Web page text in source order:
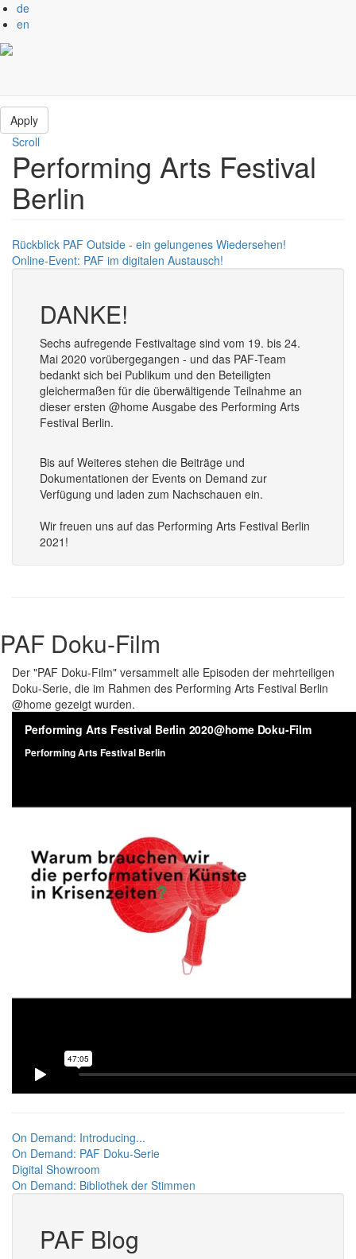
Direkt zum Inhalt
Apply
de
en
Scroll
Previous
Performing Arts Festival
Berlin
Rückblick PAF Outside - ein gelungenes Wiedersehen!
Online-Event: PAF im digitalen Austausch!
DANKE!
Sechs aufregende Festivaltage sind vom 19. bis 24.
Mai 2020 vorübergegangen - und das PAF-Team
bedankt sich bei Publikum und den Beteiligten
gleichermaßen für die überwältigende Teilnahme an
dieser ersten @home Ausgabe des Performing Arts
Festival Berlin.
Bis auf Weiteres stehen die Beiträge und
Dokumentationen der Events on Demand zur
Verfügung und laden zum Nachschauen ein.
Wir freuen uns auf das Performing Arts Festival Berlin
2021!
PAF Doku-Film
Der "PAF Doku-Film" versammelt alle Episoden der mehrteiligen
Doku-Serie, die im Rahmen des Performing Arts Festival Berlin
@home gezeigt wurden.
On Demand: Introducing...
On Demand: PAF Doku-Serie
Digital Showroom
On Demand: Bibliothek der Stimmen
PAF Blog